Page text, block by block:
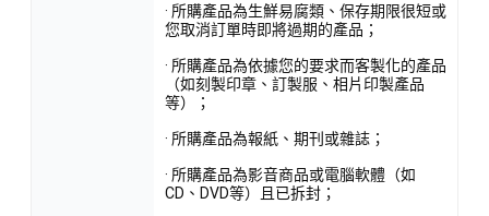
· 所購產品為生鮮易腐類、保存期限很短或
您取消訂單時即將過期的產品；
· 所購產品為依據您的要求而客製化的產品
（如刻製印章、訂製服、相片印製產品
等）；
· 所購產品為報紙、期刊或雜誌；
· 所購產品為影音商品或電腦軟體（如
CD、DVD等）且已拆封；